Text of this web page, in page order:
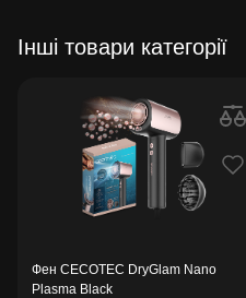
Інші товари категорії
Фен CECOTEC DryGlam Nano
Plasma Black